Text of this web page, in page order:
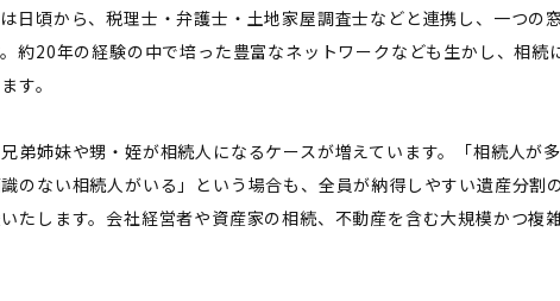
日頃から、税理士・弁護士・土地家屋調査士などと連携し、一つの
約20年の経験の中で培った豊富なネットワークなども生かし、相続
す。
弟姉妹や甥・姪が相続人になるケースが増えています。「相続人が
のない相続人がいる」という場合も、全員が納得しやすい遺産分割
たします。会社経営者や資産家の相続、不動産を含む大規模かつ複